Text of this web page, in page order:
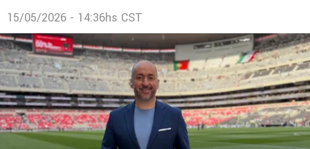
15/05/2026 - 14:36hs CST